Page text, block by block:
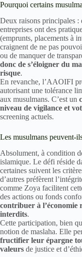
Pourquoi certains
Deux raisons principales :
entreprises ont des
(emprunts, placements à
craignent de ne pas
ou de manquer de
donc de s’éloigner du
risque.
En revanche, l’AAOIFI
autorisant une tolérance
aux musulmans. C’est un
niveau de vigilance et
screening actuels.
Les musulmans peuvent-
Absolument, à condition
islamique. Le défi réside
certaines suivent les
d’autres préfèrent
comme Zoya facilitent
des actions ou fonds
contribuer à l’économie
interdits.
Cette participation, bien
notion de maslaha. Elle
fructifier leur épargne
valeurs de justice et